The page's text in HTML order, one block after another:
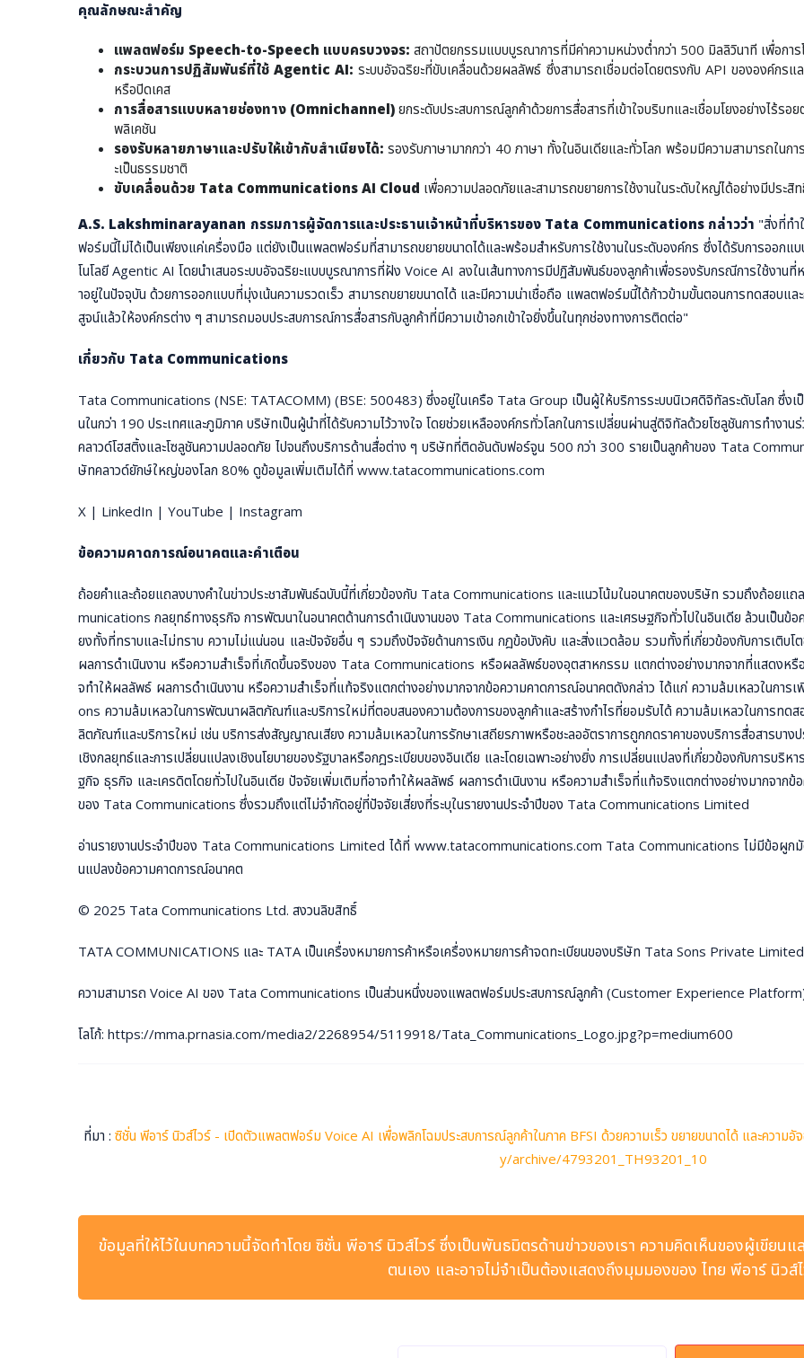
คุณลักษณะสำคัญ
แพลตฟอร์ม Speech-to-Speech แบบครบวงจร: สถาปัตยกรรมแบบบูรณาการที่มีค่าความหน่วงต่ำกว่า 500 มิลลิวินาที เพื่อกา
กระบวนการปฏิสัมพันธ์ที่ใช้Agentic AI:ระบบอัจฉริยะที่ขับเคลื่อนด้วยผลลัพธ์ ซึ่งสามารถเชื่อมต่อโดยตรงกับ API ขององค์กร
หรือปิดเคส
การสื่อสารแบบหลายช่องทาง (Omnichannel)ยกระดับประสบการณ์ลูกค้าด้วยการสื่อสารที่เข้าใจบริบทและเชื่อมโยงอย่างไร้ร
พลิเคชัน
รองรับหลายภาษาและปรับให้เข้ากับสำเนียงได้:รองรับภาษามากกว่า 40 ภาษา ทั้งในอินเดียและทั่วโลก พร้อมมีความสามารถใน
ะเป็นธรรมชาติ
ขับเคลื่อนด้วย Tata Communications AI Cloud เพื่อความปลอดภัยและสามารถขยายการใช้งานในระดับใหญ่ได้อย่างมีประสิ
A.S. Lakshminarayanan กรรมการผู้จัดการและประธานเจ้าหน้าที่บริหารของ Tata Communications กล่าวว่า "สิ่งที่ท
ฟอร์มนี้ไม่ได้เป็นเพียงแค่เครื่องมือ แต่ยังเป็นแพลตฟอร์มที่สามารถขยายขนาดได้และพร้อมสำหรับการใช้งานในระดับองค์กร ซึ่งได้รับการออ
โนโลยี Agentic AI โดยนำเสนอระบบอัจฉริยะแบบบูรณาการที่ฝัง Voice AI ลงในเส้นทางการมีปฏิสัมพันธ์ของลูกค้าเพื่อรองรับกรณีการใช้งาน
าอยู่ในปัจจุบัน ด้วยการออกแบบที่มุ่งเน้นความรวดเร็ว สามารถขยายขนาดได้ และมีความน่าเชื่อถือ แพลตฟอร์มนี้ได้ก้าวข้ามขั้นตอนการทดสอบแ
สูจน์แล้วให้องค์กรต่าง ๆ สามารถมอบประสบการณ์การสื่อสารกับลูกค้าที่มีความเข้าอกเข้าใจยิ่งขึ้นในทุกช่องทางการติดต่อ"
เกี่ยวกับ Tata Communications
Tata Communications (NSE: TATACOMM) (BSE: 500483) ซึ่งอยู่ในเครือ Tata Group เป็นผู้ให้บริการระบบนิเวศดิจิทัลระดับโลก ซึ่งเ
นในกว่า 190 ประเทศและภูมิภาค บริษัทเป็นผู้นำที่ได้รับความไว้วางใจ โดยช่วยเหลือองค์กรทั่วโลกในการเปลี่ยนผ่านสู่ดิจิทัลด้วยโซลูชันการทำง
คลาวด์โฮสติ้งและโซลูชันความปลอดภัย ไปจนถึงบริการด้านสื่อต่าง ๆ บริษัทที่ติดอันดับฟอร์จูน 500 กว่า 300 รายเป็นลูกค้าของ Tata
ษัทคลาวด์ยักษ์ใหญ่ของโลก 80% ดูข้อมูลเพิ่มเติมได้ที่ www.tatacommunications.com
X | LinkedIn | YouTube | Instagram
ข้อความคาดการณ์อนาคตและคำเตือน
ถ้อยคำและถ้อยแถลงบางคำในข่าวประชาสัมพันธ์ฉบับนี้ที่เกี่ยวข้องกับ Tata Communications และแนวโน้มในอนาคตของบริษัท รวมถึงถ้อยแถ
munications กลยุทธ์ทางธุรกิจ การพัฒนาในอนาคตด้านการดำเนินงานของ Tata Communications และเศรษฐกิจทั่วไปในอินเดีย ล้วนเป็นข้
ยงทั้งที่ทราบและไม่ทราบ ความไม่แน่นอน และปัจจัยอื่น ๆ รวมถึงปัจจัยด้านการเงิน กฎข้อบังคับ และสิ่งแวดล้อม รวมทั้งที่เกี่ยวข้องกับการเติบ
ผลการดำเนินงาน หรือความสำเร็จที่เกิดขึ้นจริงของ Tata Communications หรือผลลัพธ์ของอุตสาหกรรม แตกต่างอย่างมากจากที่แสดงห
จทำให้ผลลัพธ์ ผลการดำเนินงาน หรือความสำเร็จที่แท้จริงแตกต่างอย่างมากจากข้อความคาดการณ์อนาคตดังกล่าว ได้แก่ ความล้มเหลวในก
ons ความล้มเหลวในการพัฒนาผลิตภัณฑ์และบริการใหม่ที่ตอบสนองความต้องการของลูกค้าและสร้างกำไรที่ยอมรับได้ ความล้มเหลวในการทด
ลิตภัณฑ์และบริการใหม่ เช่น บริการส่งสัญญาณเสียง ความล้มเหลวในการรักษาเสถียรภาพหรือชะลออัตราการถูกกดราคาของบริการสื่อสารบาง
เชิงกลยุทธ์และการเปลี่ยนแปลงเชิงนโยบายของรัฐบาลหรือกฎระเบียบของอินเดีย และโดยเฉพาะอย่างยิ่ง การเปลี่ยนแปลงที่เกี่ยวข้องกับการบ
ฐกิจ ธุรกิจ และเครดิตโดยทั่วไปในอินเดีย ปัจจัยเพิ่มเติมที่อาจทำให้ผลลัพธ์ ผลการดำเนินงาน หรือความสำเร็จที่แท้จริงแตกต่างอย่างมากจากข้
ของ Tata Communications ซึ่งรวมถึงแต่ไม่จำกัดอยู่ที่ปัจจัยเสี่ยงที่ระบุในรายงานประจำปีของ Tata Communications Limited
อ่านรายงานประจำปีของ Tata Communications Limited ได้ที่ www.tatacommunications.com Tata Communications ไม่มีข้อผูกมั
นแปลงข้อความคาดการณ์อนาคต
© 2025 Tata Communications Ltd. สงวนลิขสิทธิ์
TATA COMMUNICATIONS และ TATA เป็นเครื่องหมายการค้าหรือเครื่องหมายการค้าจดทะเบียนของบริษัท Tata Sons Private Limited
ความสามารถ Voice AI ของ Tata Communications เป็นส่วนหนึ่งของแพลตฟอร์มประสบการณ์ลูกค้า (Customer Experience
โลโก้: https://mma.prnasia.com/media2/2268954/5119918/Tata_Communications_Logo.jpg?p=medium600
ที่มา : ซิชั่น พีอาร์ นิวส์ไวร์ - เปิดตัวแพลตฟอร์ม Voice AI เพื่อพลิกโฉมประสบการณ์ลูกค้าในภาค BFSI ด้วยความเร็ว ขยายขนาดได้ และค
y/archive/4793201_TH93201_10
ข้อมูลที่ให้ไว้ในบทความนี้จัดทำโดย ซิชั่น พีอาร์ นิวส์ไวร์ ซึ่งเป็นพันธมิตรด้านข่าวของเรา ความคิดเห็นของผู้เขียน
ตนเอง และอาจไม่จำเป็นต้องแสดงถึงมุมมองของ ไทย พีอาร์ นิวส์